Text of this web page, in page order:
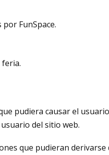
FunSpace.
pudiera causar el
del sitio web.
que pudieran